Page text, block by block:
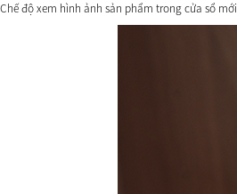
Chế độ xem hình ảnh sản phẩm trong cửa sổ mới